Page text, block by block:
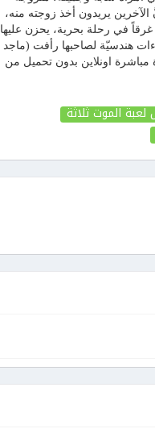
يريدون أخذ زوجته منه،
غرقاً في رحلة بحرية، يحزن عليها
هندسيّة لصاحبها رأفت (ماجد
إليه الأمل بالحياة. مسلسل لعبة الموت 3 رمضان 2013 مشاهدة مباشرة اونلاين بدون تحميل من
الموت ثلاثة